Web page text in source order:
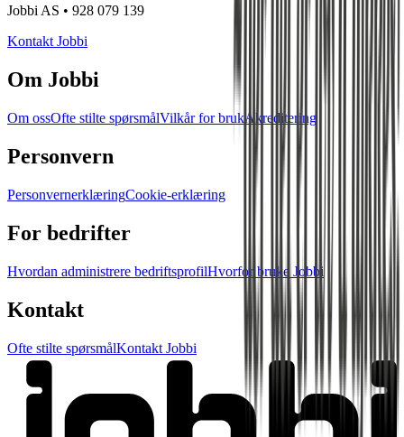
Jobbi AS • 928 079 139
Kontakt Jobbi
Om Jobbi
Om ossOfte stilte spørsmålVilkår for brukAkreditering
Personvern
PersonvernerklæringCookie-erklæring
For bedrifter
Hvordan administrere bedriftsprofilHvorfor bruke Jobbi
Kontakt
Ofte stilte spørsmålKontakt Jobbi